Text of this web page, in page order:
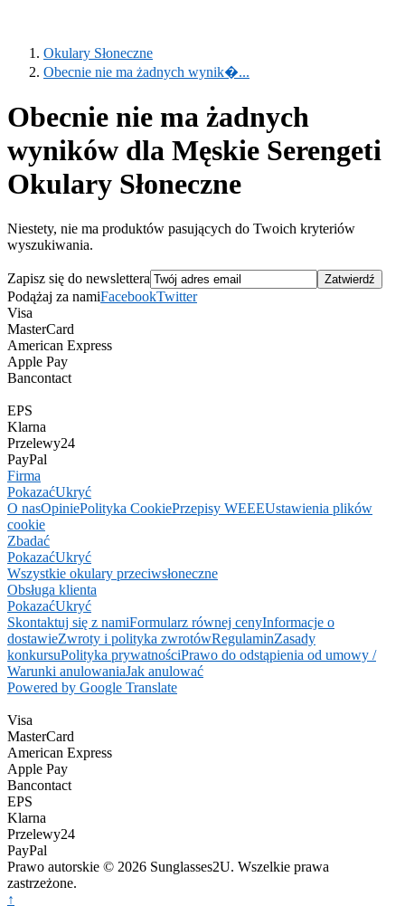
Okulary Słoneczne
Obecnie nie ma żadnych wynik�...
Obecnie nie ma żadnych
wyników dla Męskie Serengeti
Okulary Słoneczne
Niestety, nie ma produktów pasujących do Twoich kryteriów
wyszukiwania.
Zapisz się do newslettera
Podążaj za namiFacebookTwitter
Visa
MasterCard
American Express
Apple Pay
Bancontact
EPS
Klarna
Przelewy24
PayPal
Firma
PokazaćUkryć
O nasOpiniePolityka CookiePrzepisy WEEEUstawienia plików
cookie
Zbadać
PokazaćUkryć
Wszystkie okulary przeciwsłoneczne
Obsługa klienta
PokazaćUkryć
Skontaktuj się z namiFormularz równej cenyInformacje o
dostawieZwroty i polityka zwrotówRegulaminZasady
konkursuPolityka prywatnościPrawo do odstąpienia od umowy /
Warunki anulowaniaJak anulować
Powered by Google Translate
Visa
MasterCard
American Express
Apple Pay
Bancontact
EPS
Klarna
Przelewy24
PayPal
Prawo autorskie © 2026 Sunglasses2U. Wszelkie prawa
zastrzeżone.
↑